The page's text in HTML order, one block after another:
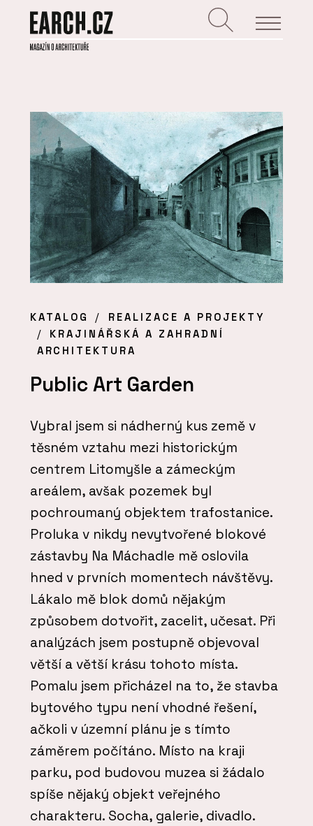
KATALOG
REALIZACE A PROJEKTY
KRAJINÁŘSKÁ A ZAHRADNÍ
ARCHITEKTURA
Public Art Garden
Vybral jsem si nádherný kus země v
těsném vztahu mezi historickým
centrem Litomyšle a zámeckým
areálem, avšak pozemek byl
pochroumaný objektem trafostanice.
Proluka v nikdy nevytvořené blokové
zástavby Na Máchadle mě oslovila
hned v prvních momentech návštěvy.
Lákalo mě blok domů nějakým
způsobem dotvořit, zacelit, učesat. Při
analýzách jsem postupně objevoval
větší a větší krásu tohoto místa.
Pomalu jsem přicházel na to, že stavba
bytového typu není vhodné řešení,
ačkoli v územní plánu je s tímto
záměrem počítáno. Místo na kraji
parku, pod budovou muzea si žádalo
spíše nějaký objekt veřejného
charakteru. Socha, galerie, divadlo.